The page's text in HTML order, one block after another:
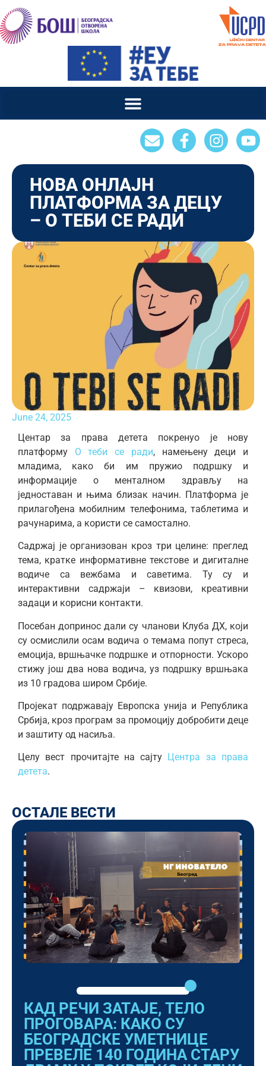
НОВА ОНЛАЈН
ПЛАТФОРМА ЗА ДЕЦУ
– О ТЕБИ СЕ РАДИ
June 24, 2025
Центар за права детета покренуо је нову
платформу О теби се ради, намењену деци и
младима, како би им пружио подршку и
информације о менталном здрављу на
једноставан и њима близак начин. Платформа је
прилагођена мобилним телефонима, таблетима и
рачунарима, а користи се самостално.
Садржај је организован кроз три целине: преглед
тема, кратке информативне текстове и дигиталне
водиче са вежбама и саветима. Ту су и
интерактивни садржаји – квизови, креативни
задаци и корисни контакти.
Посебан допринос дали су чланови Клуба ДX, који
су осмислили осам водича о темама попут стреса,
емоција, вршњачке подршке и отпорности. Ускоро
стижу још два нова водича, уз подршку вршњака
из 10 градова широм Србије.
Пројекат подржавају Европска унија и Република
Србија, кроз програм за промоцију добробити деце
и заштиту од насиља.
Целу вест прочитајте на сајту
Центра за права
детета.
ОСТАЛЕ ВЕСТИ
КАД РЕЧИ ЗАТАЈЕ, ТЕЛО
ПРОГОВАРА: КАКО СУ
БЕОГРАДСКЕ УМЕТНИЦЕ
ПРЕВЕЛЕ 140 ГОДИНА СТАРУ